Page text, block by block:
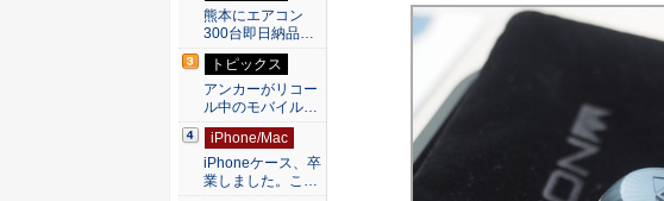
熊本にエアコン
300台即日納品…
トピックス
アンカーがリコー
ル中のモバイル…
iPhone/Mac
iPhoneケース、卒
業しました。こ…